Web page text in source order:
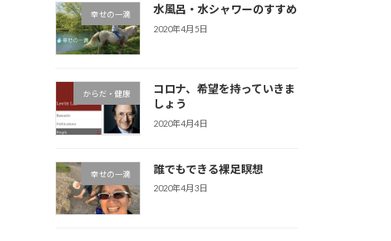
幸せの一滴 水風呂・水シャワーのすすめ
2020年4月5日
からだ・健康
コロナ、希望を持っていきま
しょう
2020年4月4日
幸せの一滴 誰でもできる裸足瞑想
2020年4月3日